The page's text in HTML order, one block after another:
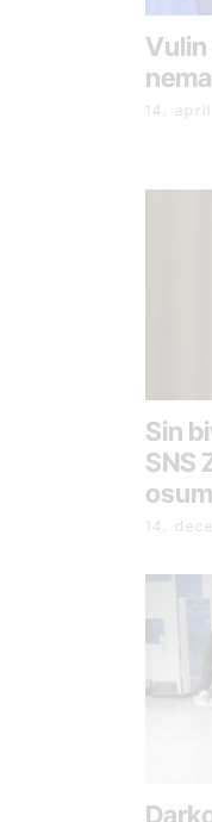
Vulin
14.
Sin
SNS
14.